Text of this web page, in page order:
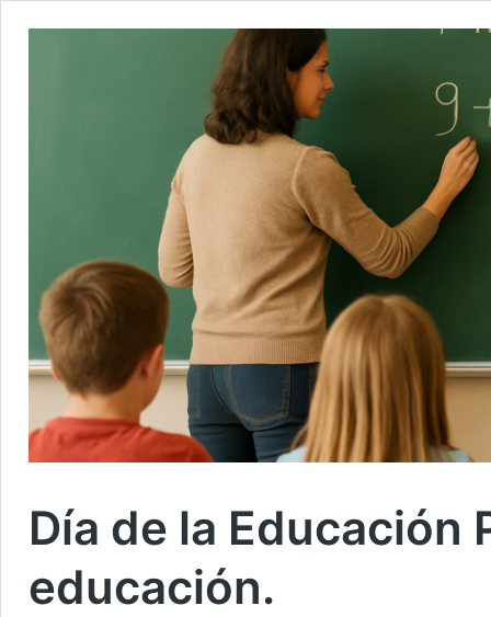
Día de la Educación
educación.